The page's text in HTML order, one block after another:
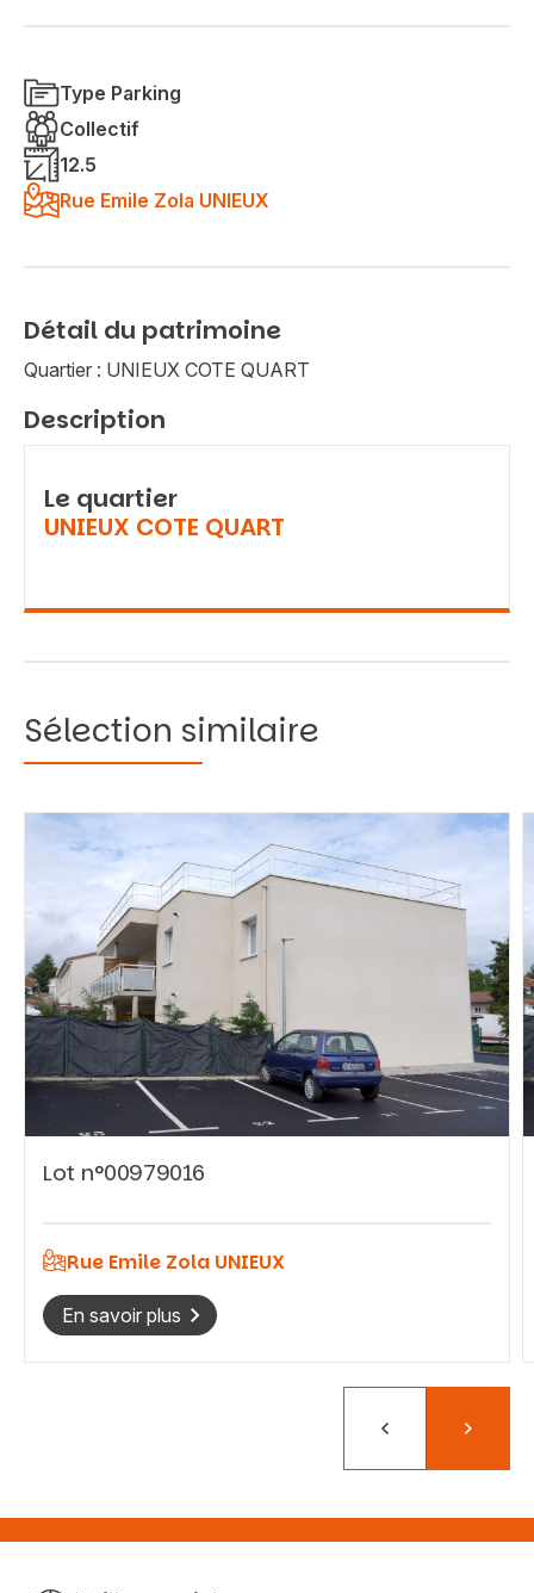
Vous recherchez&nbsp;:
Type Parking
Collectif
12.5
Rue Emile Zola UNIEUX
Détail du patrimoine
Quartier : UNIEUX COTE QUART
Description
Le quartier
UNIEUX COTE QUART
Sélection similaire
Lot n°00979016
Rue Emile Zola UNIEUX
En savoir plus
PrécédentSuivant